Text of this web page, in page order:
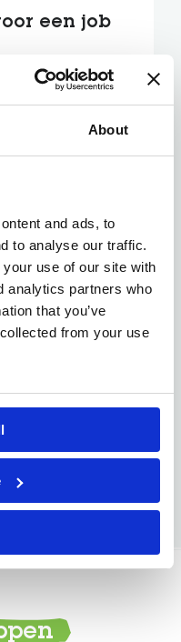
About
and ads, to
to analyse our traffic.
use of our site with
analytics partners who
that you’ve
from your use
een job
voordelen
een specifieke
scholen je intern
trainingen.
jouw
de taal en vinden
stijl en ambities.